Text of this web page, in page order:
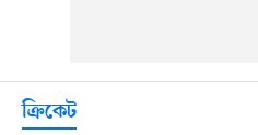
ক্রিকেট